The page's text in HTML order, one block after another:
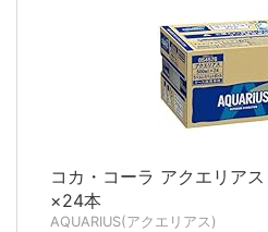
コカ・コーラ アクエリア
×24本
AQUARIUS(アクエリアス)